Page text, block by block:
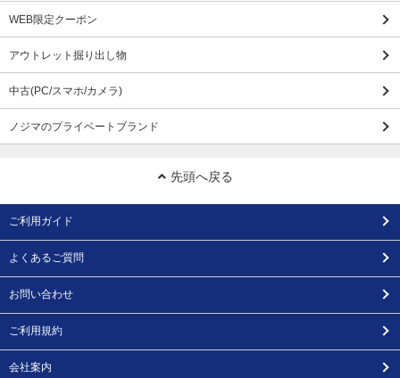
WEB限定クーポン
アウトレット掘り出し物
中古(PC/スマホ/カメラ)
ノジマのプライベートブランド
先頭へ戻る
ご利用ガイド
よくあるご質問
お問い合わせ
ご利用規約
会社案内